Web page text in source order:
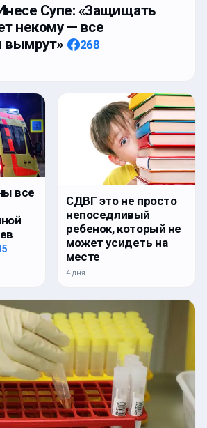
Супе: «Защищать
некому — все
вымрут»
268
все
СДВГ это не просто
непоседливый
ребенок, который не
может усидеть на
месте
4 дня